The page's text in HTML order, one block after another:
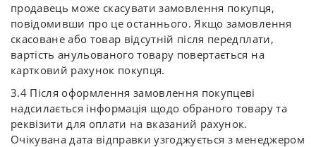
продавець може скасувати замовлення покупця,
повідомивши про це останнього. Якщо замовлення
скасоване або товар відсутній після передплати,
вартість анульованого товару повертається на
картковий рахунок покупця.
3.4 Після оформлення замовлення покупцеві
надсилається інформація щодо обраного товару та
реквізити для оплати на вказаний рахунок.
Очікувана дата відправки узгоджується з менеджером